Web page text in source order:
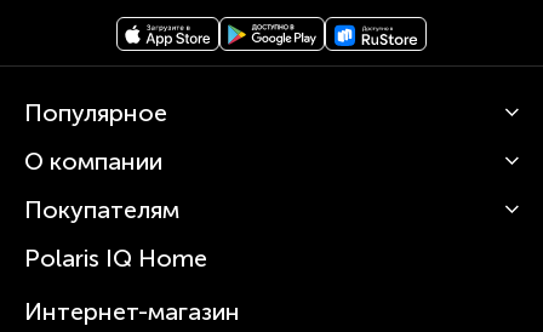
Популярное
Кофемашины
Вертикальные пылесосы
Зубные щетки и ирригаторы
Увлажнители
О компании
О Polaris
Статьи
Покупателям
Сервисные центры
Где купить
Polaris IQ Home
Интернет-магазин